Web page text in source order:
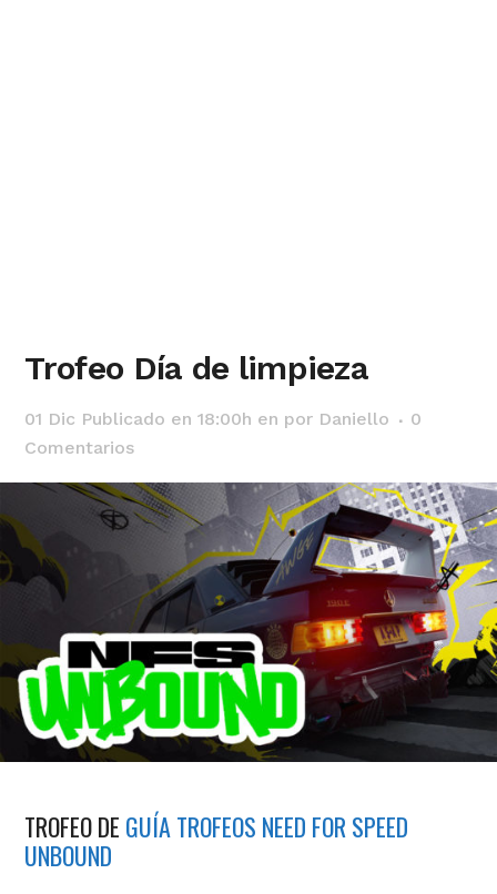
Trofeo Día de limpieza
01 Dic Publicado en 18:00h en por Daniello
0
Comentarios
TROFEO DE GUÍA TROFEOS NEED FOR SPEED
UNBOUND